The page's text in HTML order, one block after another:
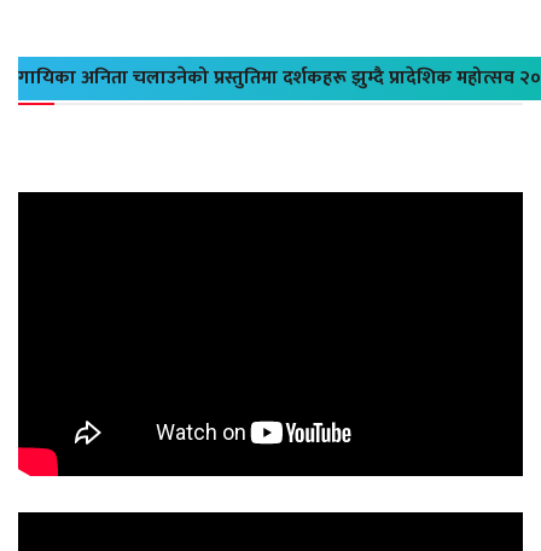
गायिका अनिता चलाउनेको प्रस्तुतिमा दर्शकहरू झुम्दै प्रादेशिक महोत्सव